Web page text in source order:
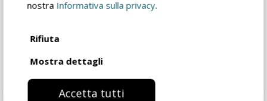
nostra Informativa sulla privacy.
Rifiuta
Mostra dettagli
Accetta tutti